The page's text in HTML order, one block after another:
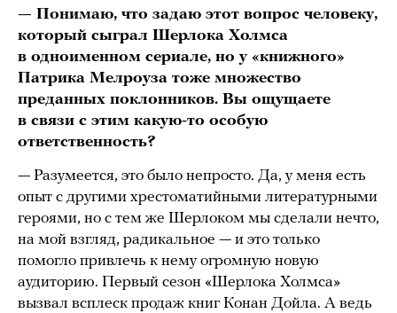
— Понимаю, что задаю этот вопрос человеку,
который сыграл Шерлока Холмса
в одноименном сериале, но у «книжного»
Патрика Мелроуза тоже множество
преданных поклонников. Вы ощущаете
в связи с этим какую-то особую
ответственность?
— Разумеется, это было непросто. Да, у меня есть
опыт с другими хрестоматийными литературными
героями, но с тем же Шерлоком мы сделали нечто,
на мой взгляд, радикальное — и это только
помогло привлечь к нему огромную новую
аудиторию. Первый сезон «Шерлока Холмса»
вызвал всплеск продаж книг Конан Дойла. А ведь